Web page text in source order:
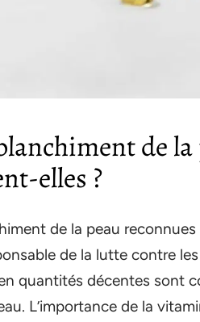
de
elles ?
de la peau
de la lutte contre
quantités décentes sont
L’importance de la